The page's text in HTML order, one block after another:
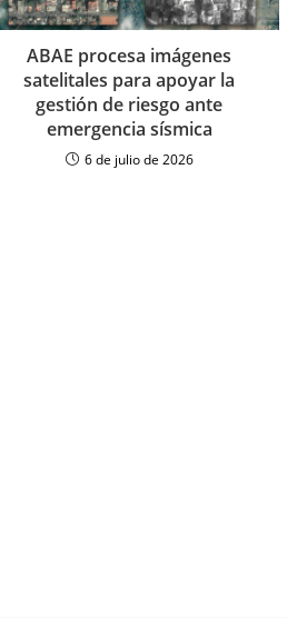
ABAE procesa imágenes
satelitales para apoyar la
gestión de riesgo ante
emergencia sísmica
6 de julio de 2026